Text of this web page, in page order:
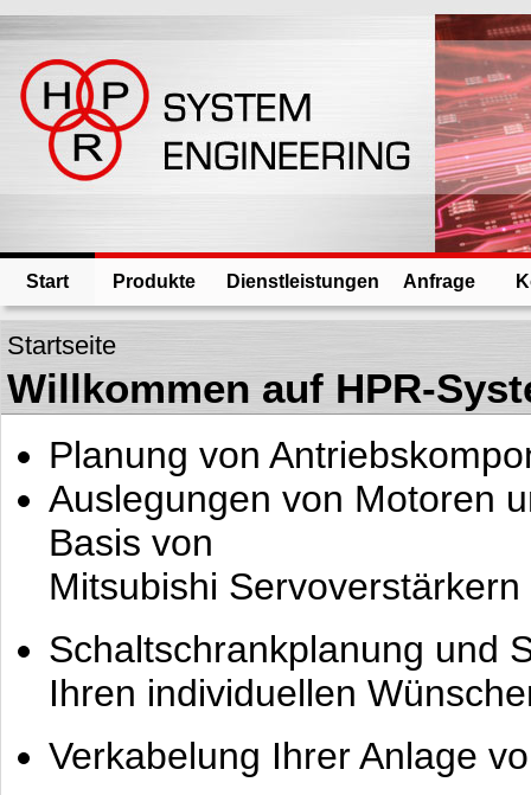
Start Produkte Dienstleistungen Anfrage
Startseite
Willkommen auf HPR-
Planung von
Auslegungen von Motoren
Basis von
Mitsubishi
Schaltschrankplanung und
Ihren individuellen
Verkabelung Ihrer Anlage